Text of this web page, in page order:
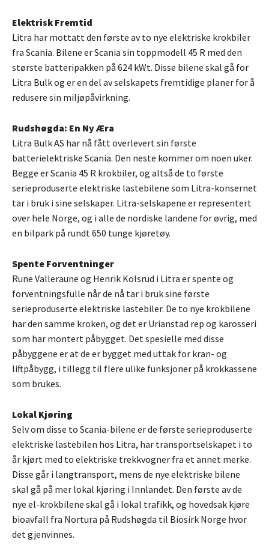
Elektrisk Fremtid
Litra har mottatt den første av to nye elektriske krokbiler
fra Scania. Bilene er Scania sin toppmodell 45 R med den
største batteripakken på 624 kWt. Disse bilene skal gå for
Litra Bulk og er en del av selskapets fremtidige planer for å
redusere sin miljøpåvirkning.
Rudshøgda: En Ny Æra
Litra Bulk AS har nå fått overlevert sin første
batterielektriske Scania. Den neste kommer om noen uker.
Begge er Scania 45 R krokbiler, og altså de to første
serieproduserte elektriske lastebilene som Litra-konsernet
tar i bruk i sine selskaper. Litra-selskapene er representert
over hele Norge, og i alle de nordiske landene for øvrig, med
en bilpark på rundt 650 tunge kjøretøy.
Spente Forventninger
Rune Valleraune og Henrik Kolsrud i Litra er spente og
forventningsfulle når de nå tar i bruk sine første
serieproduserte elektriske lastebiler. De to nye krokbilene
har den samme kroken, og det er Urianstad rep og karosseri
som har montert påbygget. Det spesielle med disse
påbyggene er at de er bygget med uttak for kran- og
liftpåbygg, i tillegg til flere ulike funksjoner på krokkassene
som brukes.
Lokal Kjøring
Selv om disse to Scania-bilene er de første serieproduserte
elektriske lastebilen hos Litra, har transportselskapet i to
år kjørt med to elektriske trekkvogner fra et annet merke.
Disse går i langtransport, mens de nye elektriske bilene
skal gå på mer lokal kjøring i Innlandet. Den første av de
nye el-krokbilene skal gå i lokal trafikk, og hovedsak kjøre
bioavfall fra Nortura på Rudshøgda til Biosirk Norge hvor
det gjenvinnes.